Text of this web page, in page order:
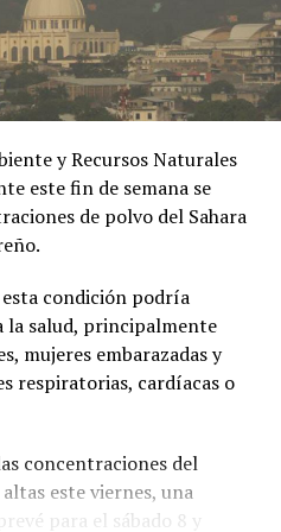
de la
en
joven de
de
al hombre
una
a
con
íntimo
esposa
la
millones de
y Recursos Naturales
este fin de semana se
de polvo del Sahara
condición podría
la salud, principalmente
mujeres embarazadas y
respiratorias, cardíacas o
concentraciones del
este viernes, una
para el sábado 8 y